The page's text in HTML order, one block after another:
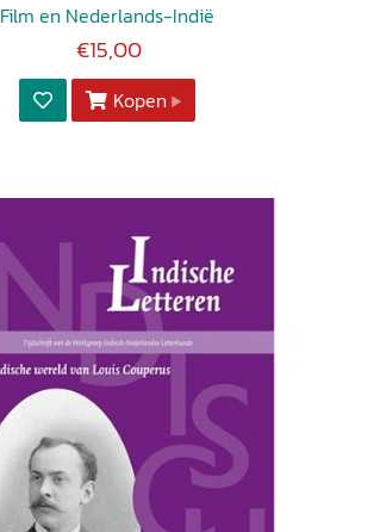
Film en Nederlands-Indië
€15,00
Kopen